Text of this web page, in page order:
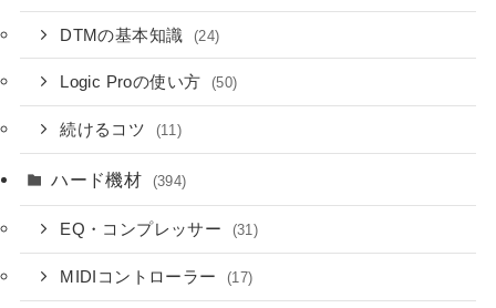
DTMの基本知識 (24)
Logic Proの使い方 (50)
続けるコツ (11)
ハード機材 (394)
EQ・コンプレッサー (31)
MIDIコントローラー (17)